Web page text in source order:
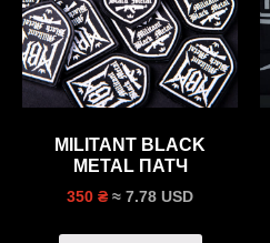
MILITANT BLACK
METAL ПАТЧ
350 ₴ ≈ 7.78 USD